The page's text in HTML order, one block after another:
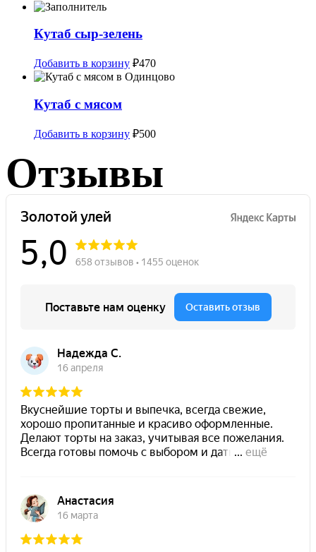
Кутаб сыр-зелень
Добавить в корзину ₽470
Кутаб с мясом
Добавить в корзину ₽500
Отзывы